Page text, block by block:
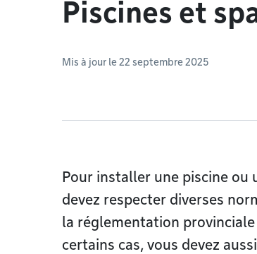
Piscines et
Mis à jour le 22 septembre 2025
Pour installer une piscine ou
devez respecter diverses
la réglementation
certains cas, vous devez